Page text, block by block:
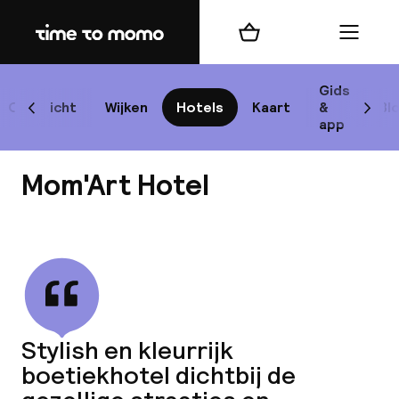
Home
Overzicht Wijken Hotels Kaart
Gids
&
app
Scroll naar links
Winkelmand Menu
Mom'Art Hotel
Stylish en kleurrijk
boetiekhotel dichtbij de